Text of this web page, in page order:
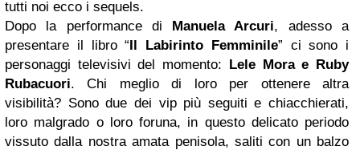
tutti noi ecco i sequels.
Dopo la performance di Manuela Arcuri, adesso a
presentare il libro “Il Labirinto Femminile” ci sono i
personaggi televisivi del momento: Lele Morae Ruby
Rubacuori. Chi meglio di loro per ottenere altra
visibilità? Sono due dei vip più seguiti e chiacchierati,
loro malgrado o loro foruna, in questo delicato periodo
vissuto dalla nostra amata penisola, saliti con un balzo